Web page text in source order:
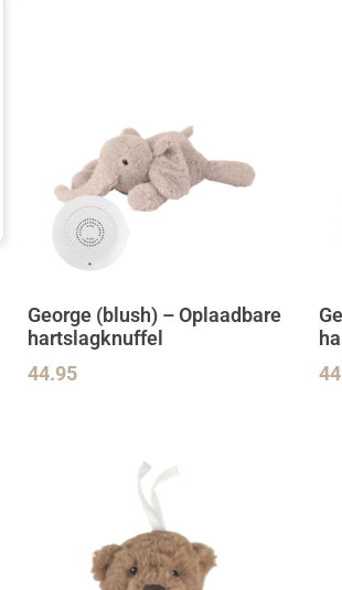
George (blush) – Oplaadbare
hartslagknuffel
44.95